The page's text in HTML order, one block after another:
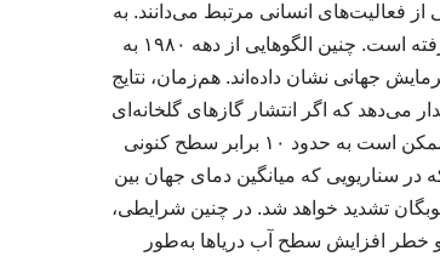
از فعالیت‌های انسانی مرتبط می‌دانند. به
گفته کوردرو، موج گرمای اخیر درنتیجه وزش بسیار شدید بادهای غربی شکل گرفته است. چنین الگوهایی از دهه ۱۹۸۰ به
جهانی نشان داده‌اند. هم‌زمان، نتایج
می‌دهد که اگر انتشار گازهای گلخانه‌ای
به‌طور چشمگیری کاهش نیابد، میزان ذوب یخ‌های جنوبگان تا پایان قرن حاضر ممکن است به حدود ۱۰ برابر سطح کنونی
در سناریویی که میانگین دمای جهان بین
تشدید خواهد شد. در چنین شرایطی،
خطر افزایش سطح آب دریاها به‌طور